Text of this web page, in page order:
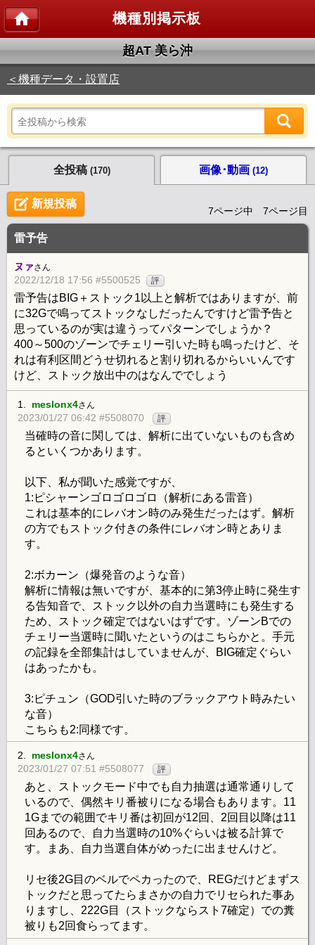
機種別掲示板
超AT 美ら沖
＜機種データ・設置店
全投稿 (170) 画像･動画 (12)
新規投稿
7ページ中 7ページ目
雷予告
ヌァさん
2022/12/18 17:56 #5500525 評
雷予告はBIG＋ストック1以上と解析ではありますが、前
に32Gで鳴ってストックなしだったんですけど雷予告と
思っているのが実は違うってパターンでしょうか？
400～500のゾーンでチェリー引いた時も鳴ったけど、そ
れは有利区間どうせ切れると割り切れるからいいんです
けど、ストック放出中のはなんででしょう
1. meslonx4さん
2023/01/27 06:42 #5508070 評
当確時の音に関しては、解析に出ていないものも含め
るといくつかあります。
以下、私が聞いた感覚ですが、
1:ピシャーンゴロゴロゴロ（解析にある雷音）
これは基本的にレバオン時のみ発生だったはず。解析
の方でもストック付きの条件にレバオン時とありま
す。
2:ボカーン（爆発音のような音）
解析に情報は無いですが、基本的に第3停止時に発生す
る告知音で、ストック以外の自力当選時にも発生する
ため、ストック確定ではないはずです。ゾーンBでの
チェリー当選時に聞いたというのはこちらかと。手元
の記録を全部集計はしていませんが、BIG確定ぐらい
はあったかも。
3:ピチュン（GOD引いた時のブラックアウト時みたい
な音）
こちらも2:同様です。
2. meslonx4さん
2023/01/27 07:51 #5508077 評
あと、ストックモード中でも自力抽選は通常通りして
いるので、偶然キリ番被りになる場合もあります。11
1Gまでの範囲でキリ番は初回が12回、2回目以降は11
回あるので、自力当選時の10%ぐらいは被る計算で
す。まあ、自力当選自体がめったに出ませんけど。
リセ後2G目のベルでペカったので、REGだけどまずス
トックだと思ってたらまさかの自力でリセられた事あ
りますし、222G目（ストックならスト7確定）での糞
被りも2回食らってます。